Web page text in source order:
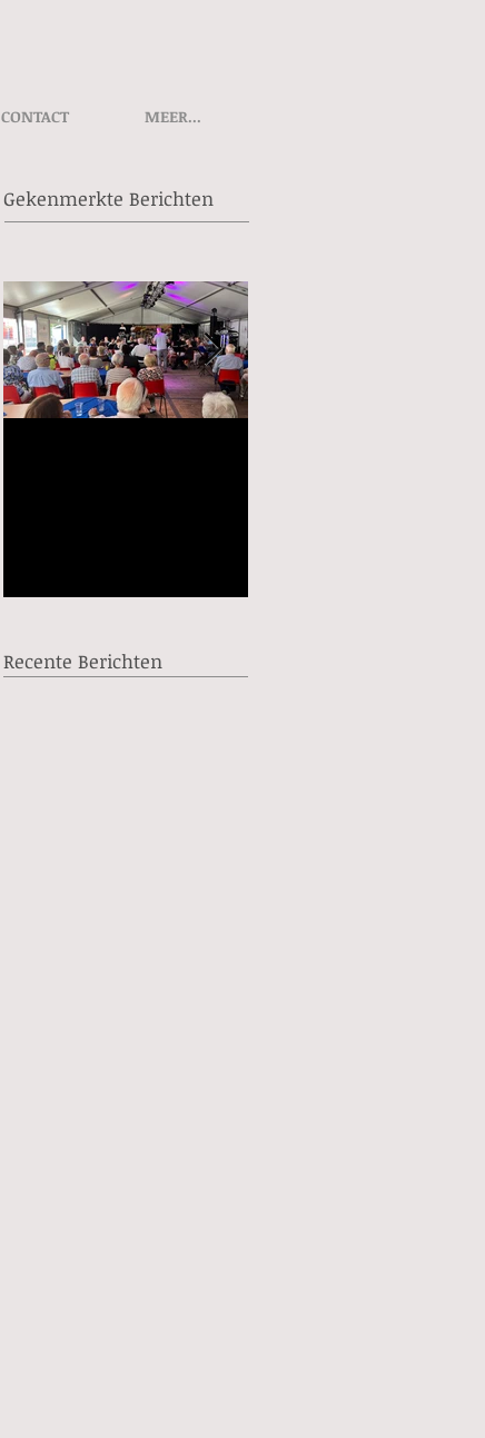
CONTACT MEER...
Gekenmerkte Berichten
Recente Berichten